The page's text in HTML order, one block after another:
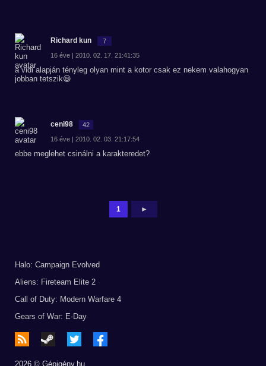
Richard kun 7
16 éve | 2010. 02. 17. 21:41:35
a vidi alapján tényleg olyan mint a kotor csak ez nekem valahogyan
jobban tetszik😃
ceni98 42
16 éve | 2010. 02. 03. 21:17:54
ebbe meglehet csinálni a karakteredet?
1 ►
Halo: Campaign Evolved
Aliens: Fireteam Elite 2
Call of Duty: Modern Warfare 4
Gears of War: E-Day
2026 © Gépigény.hu